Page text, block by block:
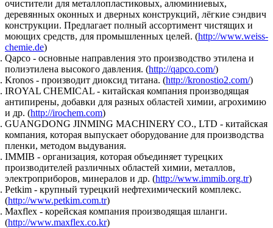
очистители для металлопластиковых, алюминиевых,
деревянных оконных и дверных конструкций, лёгкие сэндвич
конструкции. Предлагает полный ассортимент чистящих и
моющих средств, для промышленных целей. (http://www.weiss-
chemie.de)
Qapco - основные направления это производство этилена и
полиэтилена высокого давления. (http://qapco.com/)
Kronos - производит диоксид титана. (http://kronostio2.com/)
IROYAL CHEMICAL - китайская компания производящая
антипирены, добавки для разных областей химии, агрохимию
и др. (http://irochem.com)
GUANGDONG JINMING MACHINERY CO., LTD - китайская
компания, которая выпускает оборудование для производства
пленки, методом выдувания.
IMMIB - организация, которая объединяет турецких
производителей различных областей химии, металлов,
электроприборов, минералов и др. (http://www.immib.org.tr)
Petkim - крупный турецкий нефтехимический комплекс.
(http://www.petkim.com.tr)
Maxflex - корейская компания производящая шланги.
(http://www.maxflex.co.kr)